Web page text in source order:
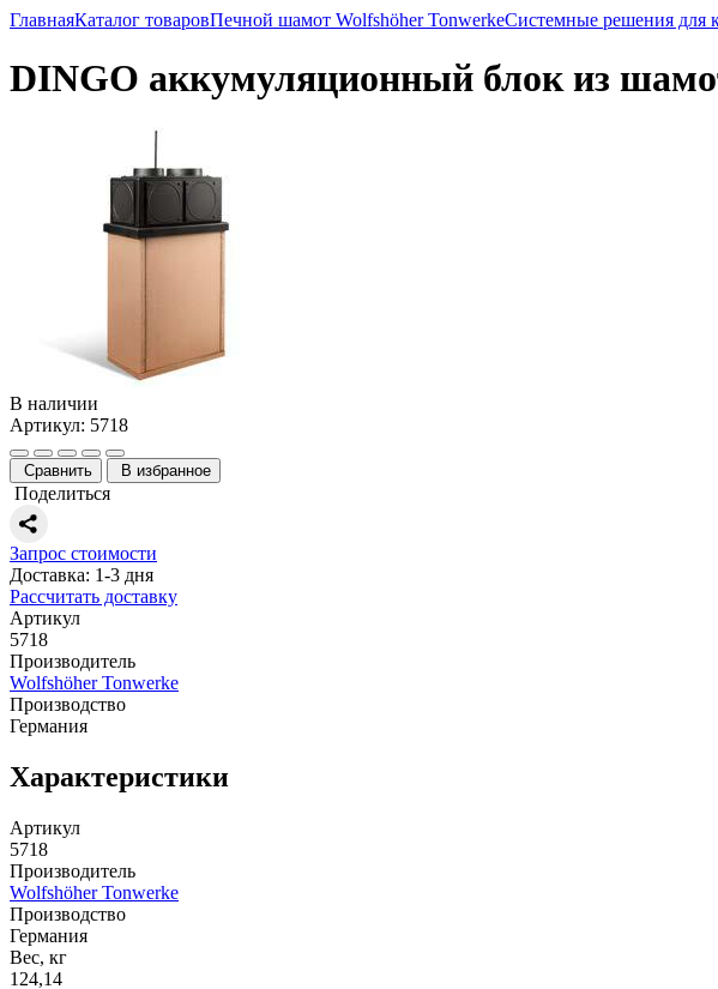
ГлавнаяКаталог товаровПечной шамот Wolfshöher TonwerkeСистемные решения для
DINGO аккумуляционный блок из
В наличии
Артикул: 5718
Сравнить В избранное
Поделиться
Запрос стоимости
Доставка: 1-3 дня
Рассчитать доставку
Артикул
5718
Производитель
Wolfshöher Tonwerke
Производство
Германия
Характеристики
Артикул
5718
Производитель
Wolfshöher Tonwerke
Производство
Германия
Вес, кг
124,14